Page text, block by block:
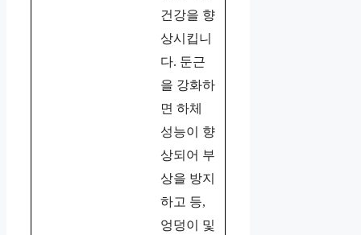
건강을 향
상시킵니
다. 둔근
을 강화하
면 하체
성능이 향
상되어 부
상을 방지
하고 등,
엉덩이 및